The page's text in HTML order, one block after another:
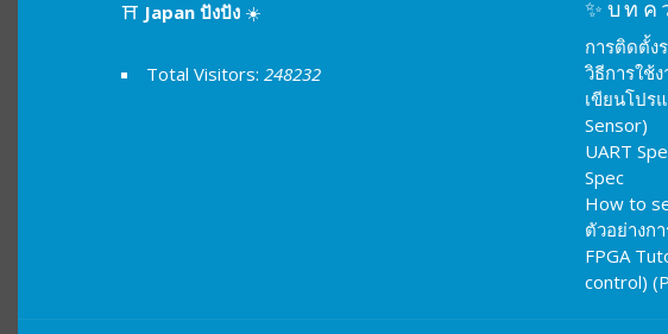
⛩ Japan ปังปัง ☀️
Total Visitors: 248232
✨บท
การติดตั้ง
วิธีการใช้
เขียนโปร
Sensor)
UART
Spec
How to
ตัวอย่างก
FPGA
control)